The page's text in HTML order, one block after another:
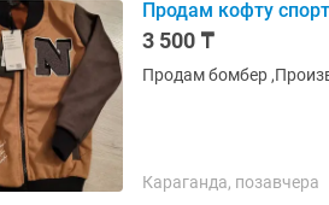
Продам кофту
3 500 ₸
Продам бомбер
Караганда, позавчера